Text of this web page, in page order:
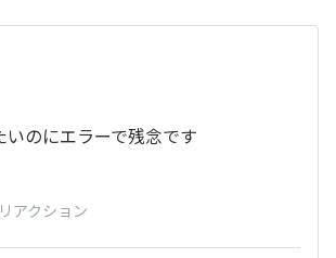
いのにエラーで残念です
アクション